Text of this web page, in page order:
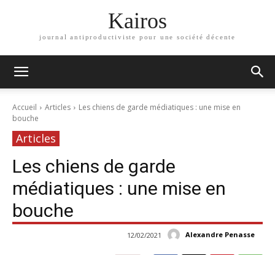
Kairos
journal antiproductiviste pour une société décente
Accueil Articles
Les chiens de garde médiatiques : une mise en
bouche
Articles
Les chiens de garde
médiatiques : une mise en
bouche
Alexandre Penasse
12/02/2021